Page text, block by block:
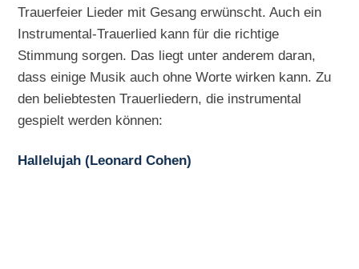
Trauerfeier Lieder mit Gesang erwünscht. Auch ein
Instrumental-Trauerlied kann für die richtige
Stimmung sorgen. Das liegt unter anderem daran,
dass einige Musik auch ohne Worte wirken kann. Zu
den beliebtesten Trauerliedern, die instrumental
gespielt werden können:
Hallelujah (Leonard Cohen)